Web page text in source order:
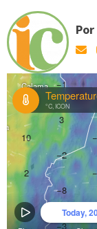
Por